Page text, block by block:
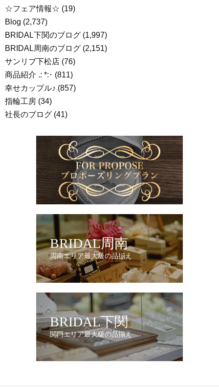
☆フェア情報☆ (19)
Blog (2,737)
BRIDAL下関のブログ (1,997)
BRIDAL周南のブログ (2,151)
サンリブ下松店 (76)
商品紹介 .: *:･ (811)
幸せカップル♪ (857)
指輪工房 (34)
社長のブログ (41)
BRIDAL周南
周南エリア最大級の品揃え
BRIDAL下関
関門エリア最大級の品揃え